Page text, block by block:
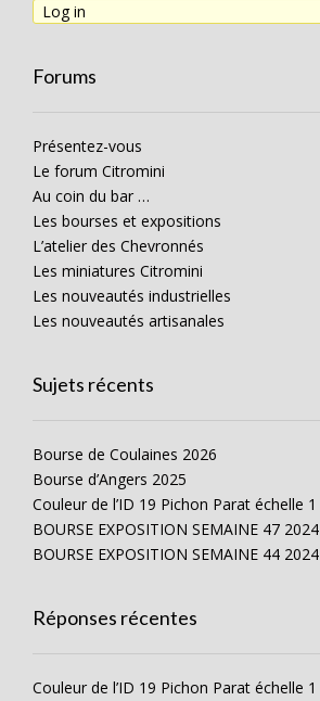
Log in
Forums
Présentez-vous
Le forum Citromini
Au coin du bar …
Les bourses et expositions
L’atelier des Chevronnés
Les miniatures Citromini
Les nouveautés industrielles
Les nouveautés artisanales
Sujets récents
Bourse de Coulaines 2026
Bourse d’Angers 2025
Couleur de l’ID 19 Pichon Parat échelle 1
BOURSE EXPOSITION SEMAINE 47 2024
BOURSE EXPOSITION SEMAINE 44 2024
Réponses récentes
Couleur de l’ID 19 Pichon Parat échelle 1